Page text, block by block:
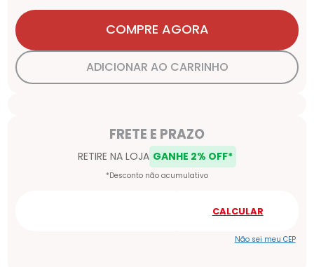
COMPRE AGORA
ADICIONAR AO CARRINHO
Não sei meu CEP